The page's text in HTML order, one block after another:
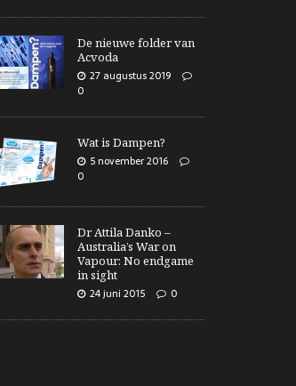
De nieuwe folder van
Acvoda
27 augustus 2019
0
Wat is Dampen?
5 november 2016
0
Dr Attila Danko –
Australia’s War on
Vapour: No endgame
in sight
24 juni 2015
0